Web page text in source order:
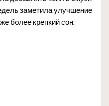
заметила улучшение
более крепкий сон.